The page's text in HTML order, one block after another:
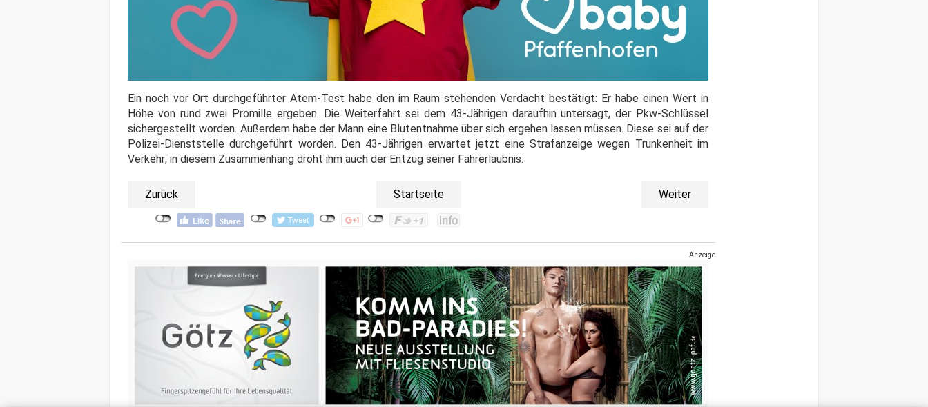
Ein noch vor Ort durchgeführter Atem-Test habe den im Raum stehenden Verdacht bestätigt: Er habe einen Wert in
Höhe von rund zwei Promille ergeben. Die Weiterfahrt sei dem 43-Jährigen daraufhin untersagt, der Pkw-Schlüssel
sichergestellt worden. Außerdem habe der Mann eine Blutentnahme über sich ergehen lassen müssen. Diese sei auf der
Polizei-Dienststelle durchgeführt worden. Den 43-Jährigen erwartet jetzt eine Strafanzeige wegen Trunkenheit im
Verkehr; in diesem Zusammenhang droht ihm auch der Entzug seiner Fahrerlaubnis.
Zurück Startseite Weiter
Anzeige